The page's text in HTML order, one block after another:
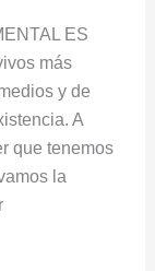
ES
más
y de
A
que tenemos
la